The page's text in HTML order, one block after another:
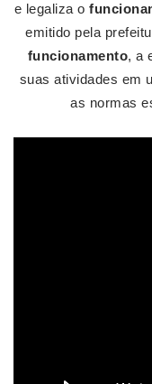
e legaliza o
emitido pela
funcionamento, a
suas atividades em
as normas